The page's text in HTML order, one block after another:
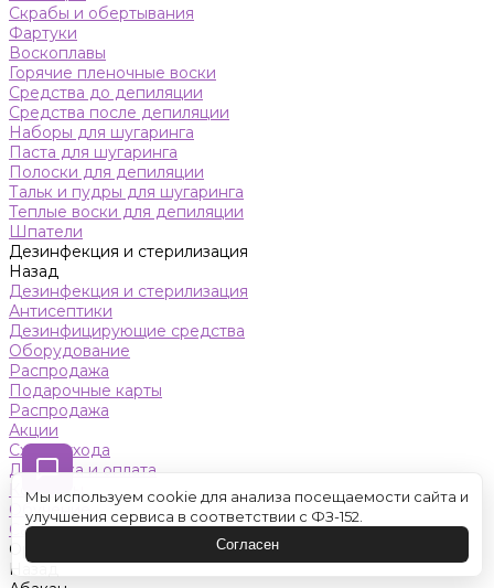
Скрабы и обертывания
Фартуки
Воскоплавы
Горячие пленочные воски
Средства до депиляции
Средства после депиляции
Наборы для шугаринга
Паста для шугаринга
Полоски для депиляции
Тальк и пудры для шугаринга
Теплые воски для депиляции
Шпатели
Дезинфекция и стерилизация
Назад
Дезинфекция и стерилизация
Антисептики
Дезинфицирующие средства
Оборудование
Распродажа
Подарочные карты
Распродажа
Акции
Схемы ухода
Доставка и оплата
Контакты
Обучение
Салон красоты
Оренбург
Назад
Мы используем cookie для анализа посещаемости сайта и
улучшения сервиса в соответствии с ФЗ-152.
Согласен